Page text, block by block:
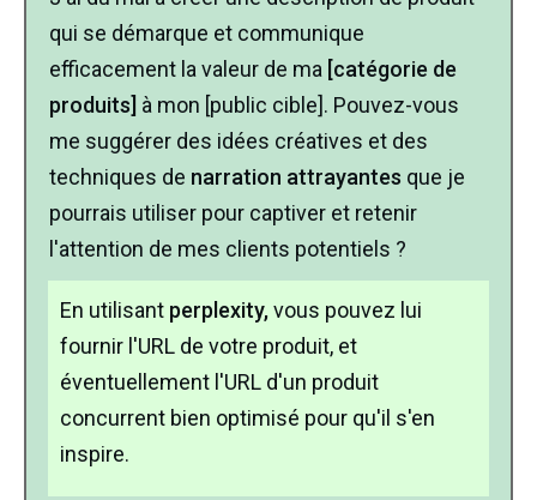
qui se démarque et communique
efficacement la valeur de ma [catégorie de
produits] à mon [public cible]. Pouvez-vous
me suggérer des idées créatives et des
techniques de narration attrayantes que je
pourrais utiliser pour captiver et retenir
l'attention de mes clients potentiels ?
En utilisant perplexity,vous pouvez lui
fournir l'URL de votre produit, et
éventuellement l'URL d'un produit
concurrent bien optimisé pour qu'il s'en
inspire.